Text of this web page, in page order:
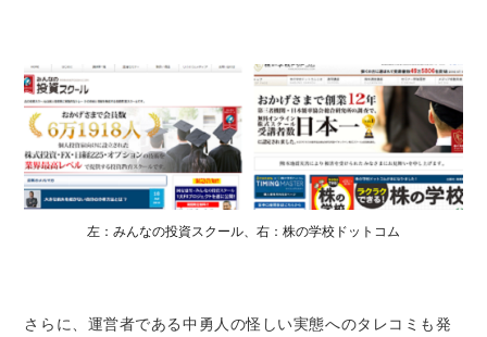
左：みんなの投資スクール、右：株の学校ドットコム
さらに、運営者である中勇人の怪しい実態へのタレコミも発